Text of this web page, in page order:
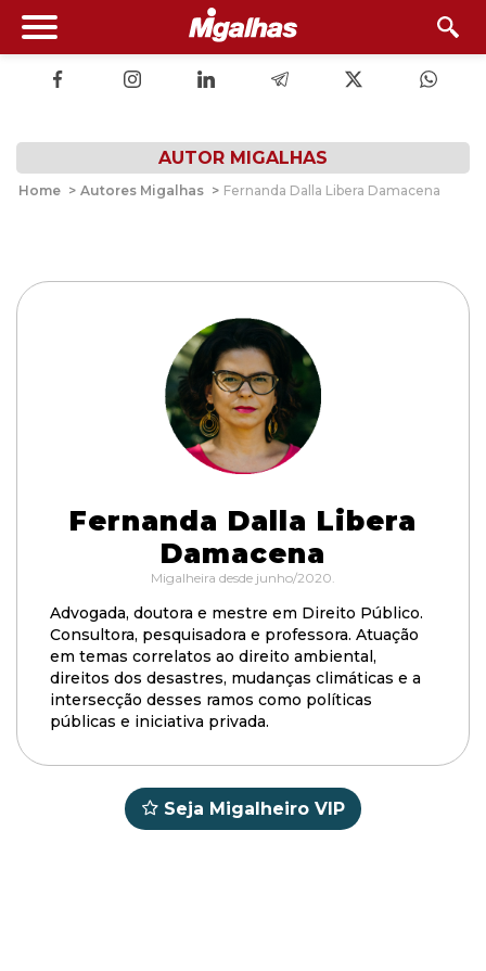
AUTOR MIGALHAS
Home > Autores Migalhas > Fernanda Dalla Libera Damacena
Fernanda Dalla Libera
Damacena
Migalheira desde junho/2020.
Advogada, doutora e mestre em Direito Público.
Consultora, pesquisadora e professora. Atuação
em temas correlatos ao direito ambiental,
direitos dos desastres, mudanças climáticas e a
intersecção desses ramos como políticas
públicas e iniciativa privada.
Seja Migalheiro VIP